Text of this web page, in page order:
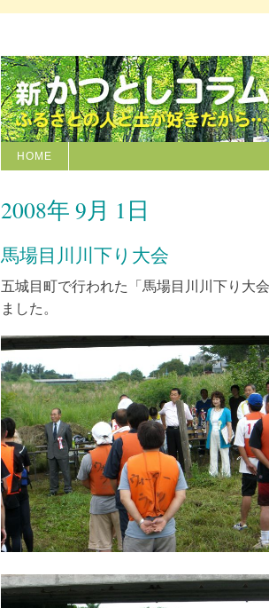
HOME
2008年 9月 1日
馬場目川川下り大会
五城目町で行われた「馬場目川川下り大
ました。